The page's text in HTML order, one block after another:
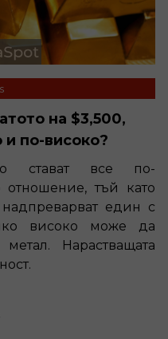
на $3,500,
и по-високо?
стават все по-
отношение, тъй като
един с
високо може да
Нарастващата